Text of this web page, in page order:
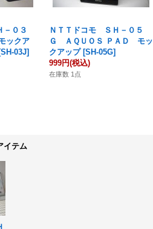
０３
クア
[SH-03J]
ＮＴＴドコモ ＳＨ－０５
Ｇ ＡＱＵＯＳ ＰＡＤ モッ
クアップ [SH-05G]
999円(税込)
在庫数 1点
イテム